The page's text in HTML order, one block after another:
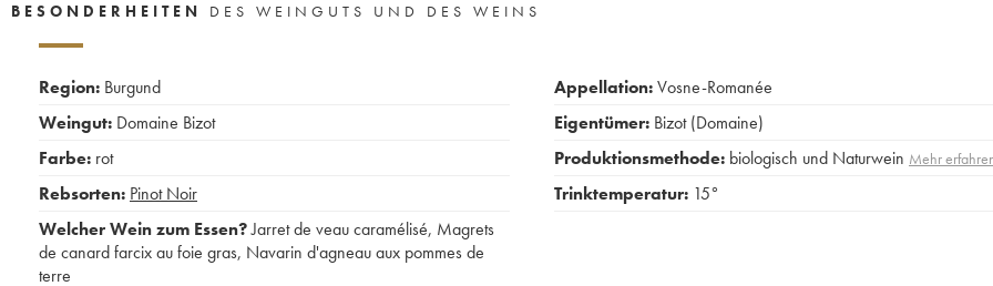
BESONDERHEITEN DES WEINGUTS UND DES WEINS
Region: Burgund
Weingut: Domaine Bizot
Farbe: rot
Rebsorten: Pinot Noir
Welcher Wein zum Essen?Jarret de veau caramélisé, Magrets
de canard farcix au foie gras, Navarin d'agneau aux pommes de
terre
Appellation:Vosne-Romanée
Eigentümer: Bizot (Domaine)
Produktionsmethode: biologisch und Naturwein Mehr
Trinktemperatur: 15°